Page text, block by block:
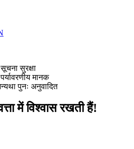
सुरक्षा
मानक
पुनः अनुवादित
में विश्वास रखती हैं!